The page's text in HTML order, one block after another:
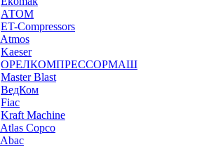
АТОМ
ET-Compressors
Atmos
Kaeser
ОРЕЛКОМПРЕССОРМАШ
Master Blast
ВедКом
Fiac
Kraft Machine
Atlas Copco
Abac